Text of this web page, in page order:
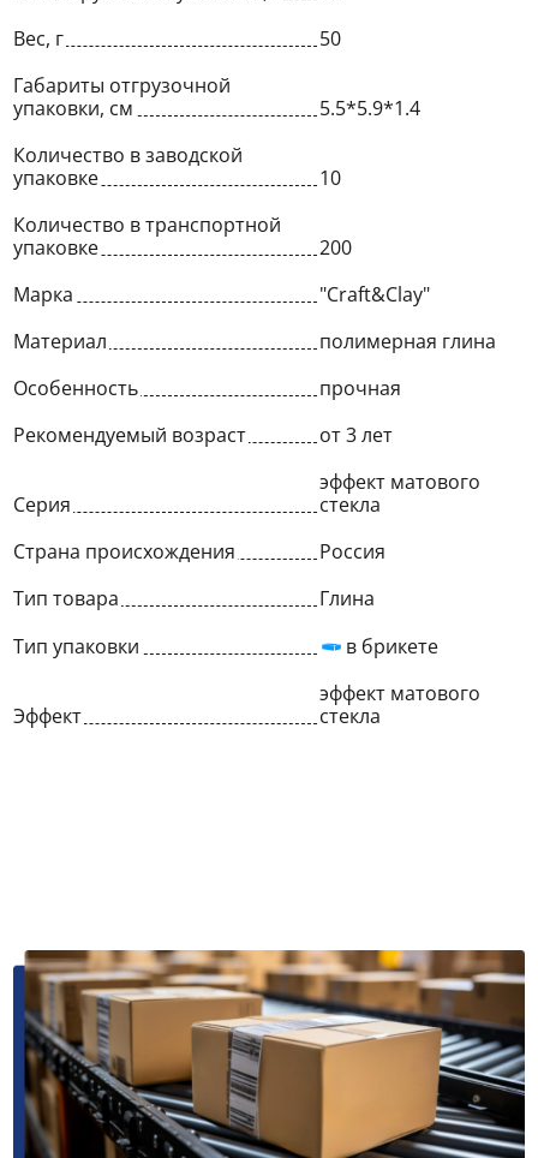
Вес, г
50
Габариты отгрузочной
упаковки, см
5.5*5.9*1.4
Количество в заводской
упаковке
10
Количество в транспортной
упаковке
200
Марка
"Craft&Clay"
Материал
полимерная глина
Особенность
прочная
Рекомендуемый возраст
от 3 лет
Серия
эффект матового
стекла
Страна происхождения
Россия
Тип товара
Глина
Тип упаковки
в брикете
Эффект
эффект матового
стекла